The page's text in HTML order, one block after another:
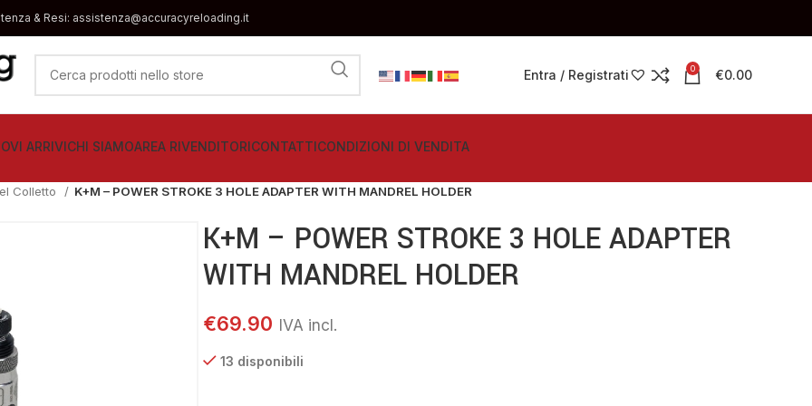
& Resi: assistenza@accuracyreloading.it
Entra / Registrati 0 €0.00
ARRIVICHI SIAMOAREA RIVENDITORICONTATTICONDIZIONI DI VENDITA
Colletto K+M – POWER STROKE 3 HOLE ADAPTER WITH MANDREL HOLDER
K+M – POWER STROKE 3 HOLE ADAPTER
WITH MANDREL HOLDER
€69.90
13 disponibili